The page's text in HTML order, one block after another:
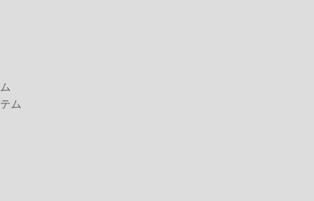
ム